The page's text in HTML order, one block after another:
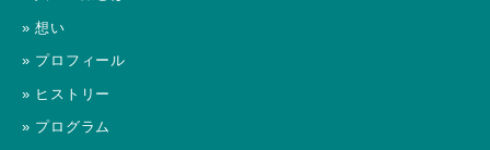
» 想い
» プロフィール
» ヒストリー
» プログラム